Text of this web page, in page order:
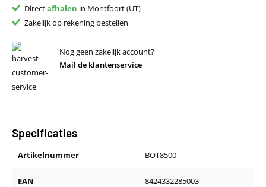
Directafhalen in Montfoort (UT)
Zakelijk op rekening bestellen
Nog geen zakelijk account?
Mail de klantenservice
Specificaties
Artikelnummer BOT8500
EAN 8424332285003